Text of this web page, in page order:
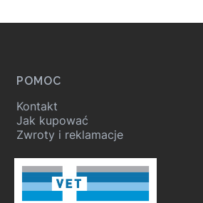
POMOC
Kontakt
Jak kupować
Zwroty i reklamacje